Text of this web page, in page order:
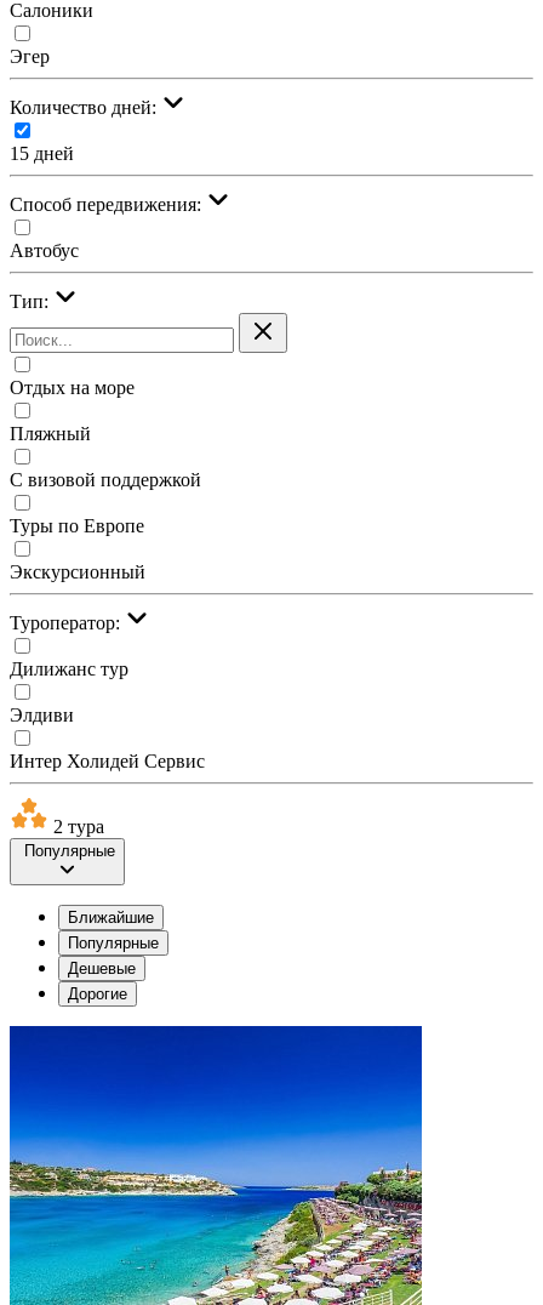
Салоники
Эгер
Количество дней:
15 дней
Cпособ передвижения:
Автобус
Тип:
Отдых на море
Пляжный
С визовой поддержкой
Туры по Европе
Экскурсионный
Туроператор:
Дилижанс тур
Элдиви
Интер Холидей Сервис
2 тура
Популярные
Ближайшие
Популярные
Дешевые
Дорогие